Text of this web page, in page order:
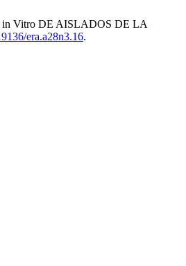
in Vitro DE AISLADOS DE LA
era.a28n3.16.